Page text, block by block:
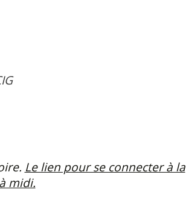
Le lien pour se connecter à la
midi.